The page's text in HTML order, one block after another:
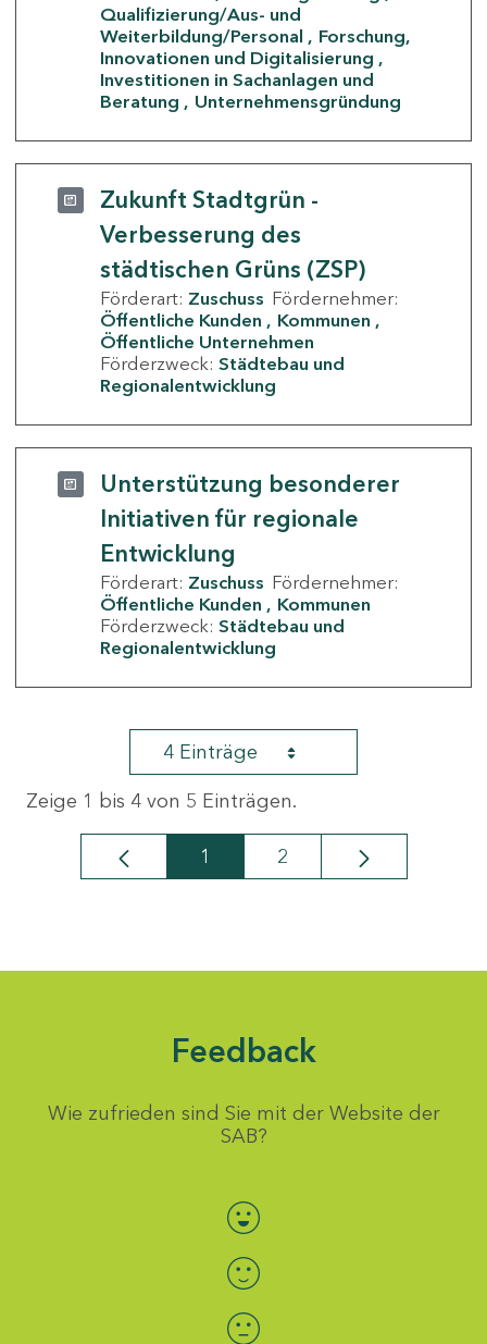
Qualifizierung/Aus- und
Weiterbildung/Personal
Forschung,
Innovationen und Digitalisierung
Investitionen in Sachanlagen und
Beratung
Unternehmensgründung
Zukunft Stadtgrün -
Verbesserung des
städtischen Grüns (ZSP)
Förderart: Zuschuss Fördernehmer:
Öffentliche Kunden
Kommunen
Öffentliche Unternehmen
Förderzweck: Städtebau und
Regionalentwicklung
Unterstützung besonderer
Initiativen für regionale
Entwicklung
Förderart: Zuschuss Fördernehmer:
Öffentliche Kunden
Kommunen
Förderzweck: Städtebau und
Regionalentwicklung
4 Einträge
Zeige 1 bis 4 von 5 Einträgen.
Seite
1 Seite
2
Feedback
Wie zufrieden sind Sie mit der Website der
SAB?
Bewertung auswählen